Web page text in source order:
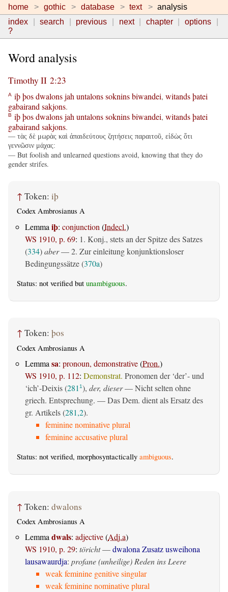
home gothic database text
analysis
index
search previous next chapter
options
?
Word analysis
Timothy II 2:23
A iþþosdwalonsjah untalonssokninsbiwandei, witandsþatei
gabairand sakjons.
B iþþosdwalonsjah untalonssokninsbiwandei, witandsþatei
gabairand sakjons.
— τὰς δὲ μωρὰς καὶ ἀπαιδεύτους ζητήσεις παραιτοῦ, εἰδὼς ὅτι
γεννῶσιν μάχας:
— But foolish and unlearned questions avoid, knowing that they do
gender strifes.
↑ Token: iþ
Codex Ambrosianus A
Lemma iþ: conjunction (Indecl.)
WS 1910, p. 69: 1. Konj., stets an der Spitze des Satzes
(334)aber— 2. Zur einleitung konjunktionsloser
Bedingungssätze (370a)
Status: not verified but unambiguous.
↑ Token: þos
Codex Ambrosianus A
Lemma sa: pronoun, demonstrative(Pron.)
WS 1910, p. 112: Demonstrat. Pronomen der ‘der’- und
‘ich’-Deixis (281 1), der, dieser— Nicht selten ohne
griech. Entsprechung. — Das Dem. dient als Ersatz des
gr. Artikels (281,2).
feminine nominative plural
feminine accusative plural
Status: not verified, morphosyntactically ambiguous.
↑ Token: dwalons
Codex Ambrosianus A
Lemmadwals: adjective(Adj.a)
WS 1910, p. 29: töricht—dwalona Zusatz usweihona
lausawaurdja: profane (unheilige) Reden ins Leere
weak feminine genitive singular
weak feminine nominative plural